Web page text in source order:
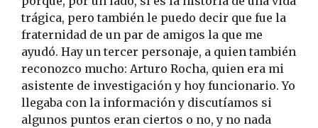
trágica, pero también le puedo decir que fue la
fraternidad de un par de amigos la que me
ayudó. Hay un tercer personaje, a quien también
reconozco mucho: Arturo Rocha, quien era mi
asistente de investigación y hoy funcionario. Yo
llegaba con la información y discutíamos si
algunos puntos eran ciertos o no, y no nada